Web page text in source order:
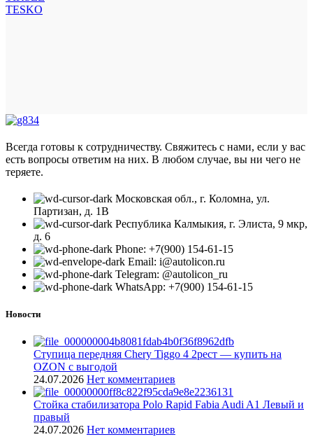
TESKO
Всегда готовы к сотрудничеству. Свяжитесь с нами, если у вас
есть вопросы ответим на них. В любом случае, вы ни чего не
теряете.
Московская обл., г. Коломна, ул.
Партизан, д. 1В
Республика Калмыкия, г. Элиста, 9 мкр,
д. 6
Phone: +7(900) 154-61-15
Email: i@autolicon.ru
Telegram: @autolicon_ru
WhatsApp: +7(900) 154-61-15
Новости
Ступица передняя Chery Tiggo 4 2рест — купить на
OZON с выгодой
24.07.2026 Нет комментариев
Стойка стабилизатора Polo Rapid Fabia Audi A1 Левый и
правый
24.07.2026 Нет комментариев